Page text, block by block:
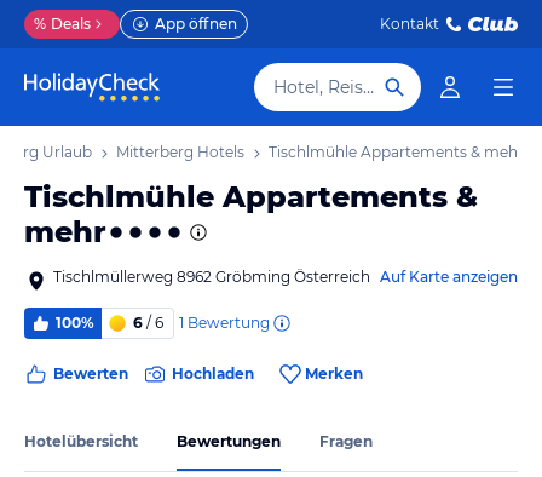
% Deals App öffnen Kontakt
Hotel, Reiseziel
Urlaub Mitterberg Hotels Tischlmühle Appartements & mehr
Tischlmühle Appartements &
mehr
Tischlmüllerweg 8962 Gröbming Österreich Auf Karte anzeigen
100% 6 / 6 1 Bewertung
Bewerten Hochladen Merken
Hotelübersicht Bewertungen Fragen